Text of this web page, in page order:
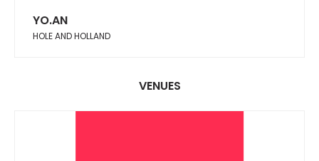
YO.AN
HOLE AND HOLLAND
VENUES